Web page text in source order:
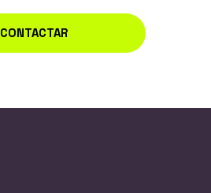
CONTACTAR